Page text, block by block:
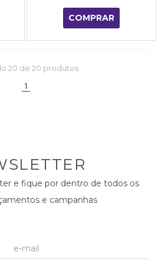
COMPRAR
20 de 20 produtos
1
e fique por dentro de todos os
e campanhas